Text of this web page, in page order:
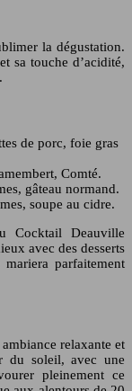
la dégustation.
sa touche d’acidité,
de porc, foie gras
Comté.
gâteau normand.
soupe au cidre.
Cocktail Deauville
avec des desserts
parfaitement
relaxante et
du soleil, avec une
pleinement ce